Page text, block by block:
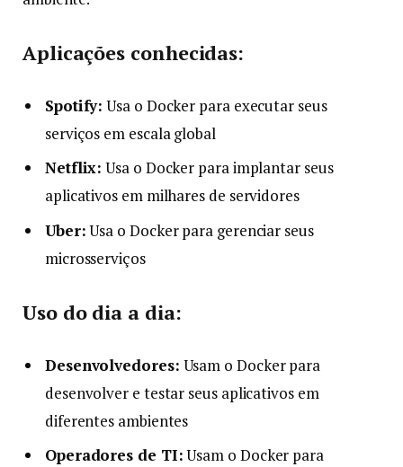
Aplicações conhecidas:
Spotify: Usa o Docker para executar seus
serviços em escala global
Netflix: Usa o Docker para implantar seus
aplicativos em milhares de servidores
Uber:Usa o Docker para gerenciar seus
microsserviços
Uso do dia a dia:
Desenvolvedores: Usam o Docker para
desenvolver e testar seus aplicativos em
diferentes ambientes
Operadores de TI:Usam o Docker para